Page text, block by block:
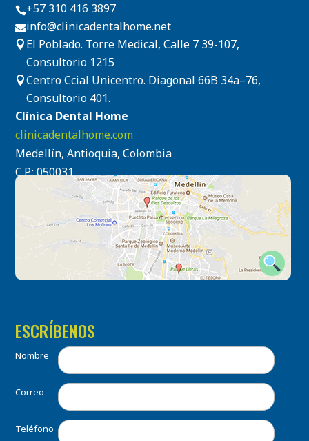
+57 310 416 3897
info@clinicadentalhome.net
 El Poblado. Torre Medical, Calle 7 39-107,
Consultorio 1215
Centro Ccial Unicentro. Diagonal 66B 34a–76,
Consultorio 401.
Clínica Dental Home
clinicadentalhome.com
Medellín, Antioquia, Colombia
C.P.: 050031
ESCRÍBENOS
Nombre
Correo
Teléfono